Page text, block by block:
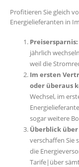
Profitieren Sie gleich
Energielieferanten in
Preisersparnis:
jährlich
weil die
Im ersten
oder überaus
Wechsel, im
sogar weitere
Überblick
verschaffen Sie
die
Tarife|über